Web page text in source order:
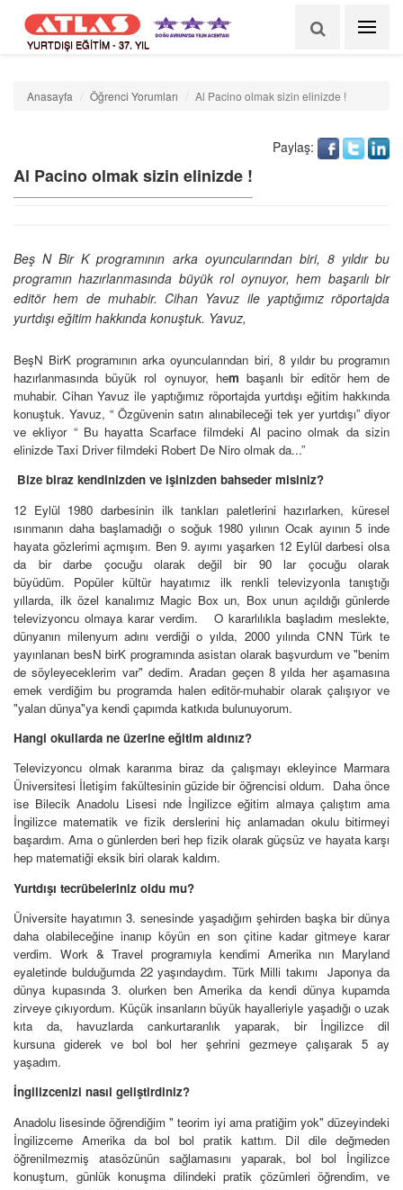
YURTDIŞI EĞİTİM - 37. YIL
Anasayfa Öğrenci Yorumları Al Pacino olmak sizin elinizde !
Al Pacino olmak sizin elinizde !
Paylaş:
Beş N Bir K programının arka oyuncularından biri, 8 yıldır bu
programın hazırlanmasında büyük rol oynuyor, hem başarılı bir
editör hem de muhabir. Cihan Yavuz ile yaptığımız röportajda
yurtdışı eğitim hakkında konuştuk. Yavuz, 
BeşN BirK programının arka oyuncularından biri, 8 yıldır bu programın
hazırlanmasında büyük rol oynuyor, hem başarılı bir editör hem de
muhabir. Cihan Yavuz ile yaptığımız röportajda yurtdışı eğitim hakkında
konuştuk. Yavuz, “ Özgüvenin satın alınabileceği tek yer yurtdışı” diyor
ve ekliyor “ Bu hayatta Scarface filmdeki Al pacino olmak da sizin
elinizde Taxi Driver filmdeki Robert De Niro olmak da...”
Bize biraz kendinizden ve işinizden bahseder misiniz?
12 Eylül 1980 darbesinin ilk tankları paletlerini hazırlarken, küresel
ısınmanın daha başlamadığı o soğuk 1980 yılının Ocak ayının 5 inde
hayata gözlerimi açmışım. Ben 9. ayımı yaşarken 12 Eylül darbesi olsa
da bir darbe çocuğu olarak değil bir 90 lar çocuğu olarak
büyüdüm. Popüler kültür hayatımız ilk renkli televizyonla tanıştığı
yıllarda, ilk özel kanalımız Magic Box un, Box unun açıldığı günlerde
televizyoncu olmaya karar verdim.
O kararlılıkla başladım meslekte,
dünyanın milenyum adını verdiği o yılda, 2000 yılında CNN Türk te
yayınlanan besN birK programında asistan olarak başvurdum ve "benim
de söyleyeceklerim var" dedim. Aradan geçen 8 yılda her aşamasına
emek verdiğim bu programda halen editör-muhabir olarak çalışıyor ve
"yalan dünya"ya kendi çapımda katkıda bulunuyorum.
Hangi okullarda ne üzerine eğitim aldınız?
Televizyoncu olmak kararıma biraz da çalışmayı ekleyince Marmara
Üniversitesi İletişim fakültesinin güzide bir öğrencisi oldum. Daha önce
ise Bilecik Anadolu Lisesi nde İngilizce eğitim almaya çalıştım ama
İngilizce matematik ve fizik derslerini hiç anlamadan okulu bitirmeyi
başardım. Ama o günlerden beri hep fizik olarak güçsüz ve hayata karşı
hep matematiği eksik biri olarak kaldım.
Yurtdışı tecrübeleriniz oldu mu?
Üniversite hayatımın 3. senesinde yaşadığım şehirden başka bir dünya
daha olabileceğine inanıp köyün en son çitine kadar gitmeye karar
verdim. Work & Travel programıyla kendimi Amerika nın Maryland
eyaletinde bulduğumda 22 yaşındaydım. Türk Milli takımı Japonya da
dünya kupasında 3. olurken ben Amerika da kendi dünya kupamda
zirveye çıkıyordum. Küçük insanların büyük hayalleriyle yaşadığı o uzak
kıta da, havuzlarda cankurtaranlık yaparak, bir İngilizce dil
kursuna giderek ve bol bol her şehrini gezmeye çalışarak 5 ay
yaşadım.
İngilizcenizi nasıl geliştirdiniz?
Anadolu lisesinde öğrendiğim " teorim iyi ama pratiğim yok" düzeyindeki
İngilizceme Amerika da bol bol pratik kattım. Dil dile değmeden
öğrenilmezmiş atasözünün sağlamasını yaparak, bol bol İngilizce
konuştum, günlük konuşma dilindeki pratik çözümleri öğrendim, ve